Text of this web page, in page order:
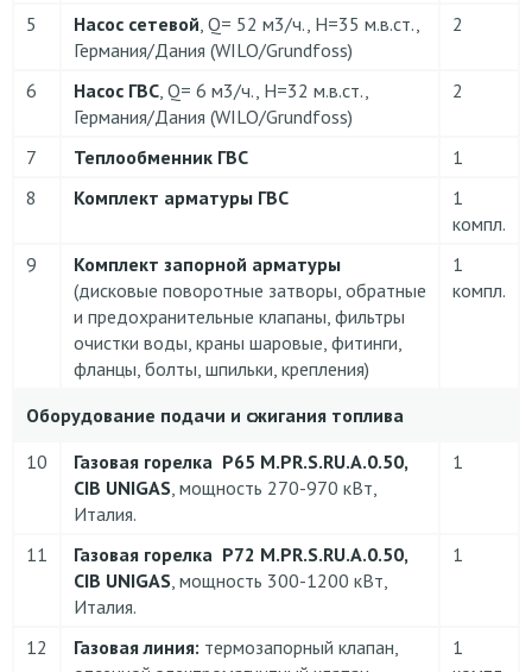
5 Насос сетевой , Q= 52 м3/ч., H=35 м.в.ст.,
Германия/Дания (WILO/Grundfoss)
2
6 Насос ГВС , Q= 6 м3/ч., H=32 м.в.ст.,
Германия/Дания (WILO/Grundfoss)
2
7 Теплообменник ГВС
1
8
Комплект арматуры ГВС
1
компл.
9
Комплект запорной арматуры
(дисковые поворотные затворы, обратные
и предохранительные клапаны, фильтры
очистки воды, краны шаровые, фитинги,
фланцы, болты, шпильки, крепления)
1
компл.
Оборудование подачи и сжигания топлива
10
Газовая горелка P65 M.PR.S.RU.A.0.50,
CIB UNIGAS , мощность 270-970 кВт,
Италия.
1
11 Газовая горелка P72 M.PR.S.RU.A.0.50,
CIB UNIGAS , мощность 300-1200 кВт,
Италия.
1
12 Газовая линия: термозапорный клапан,
1